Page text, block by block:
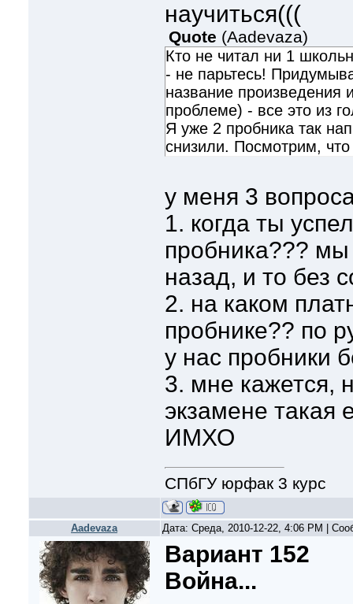
научиться(((
Quote (Aadevaza)
Кто не читал ни 1
- не парьтесь!
название произведения
проблеме) - все это из
Я уже 2 пробника так
снизили. Посмотрим,
у меня 3
1. когда ты
пробника???
назад, и то без
2. на каком
пробнике?? по
у нас пробники
3. мне кажется,
экзамене такая
ИМХО
СПбГУ юрфак 3 курс
Aadevaza Дата: Среда, 2010-12-22, 4:06 PM |
Вариант 152
Война...